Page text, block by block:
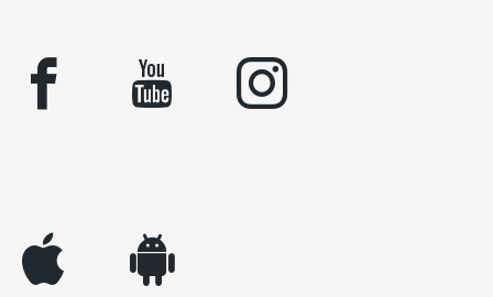
facebook youtube instagram
appleinc android